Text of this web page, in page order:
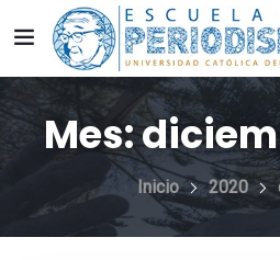
Mes:
Inicio 2020